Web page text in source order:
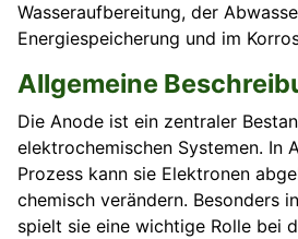
Wasseraufbereitung, der
Energiespeicherung und im
Allgemeine
Die Anode ist ein zentraler
elektrochemischen Systemen. In
Prozess kann sie Elektronen
chemisch verändern. Besonders
spielt sie eine wichtige Rolle bei